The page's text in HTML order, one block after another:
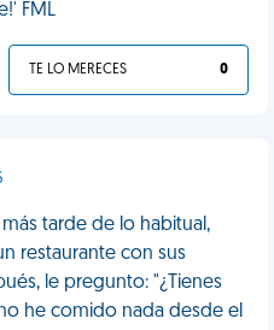
FML
TE LO MERECES 0
tarde de lo habitual,
restaurante con sus
le pregunto: "¿Tienes
he comido nada desde el